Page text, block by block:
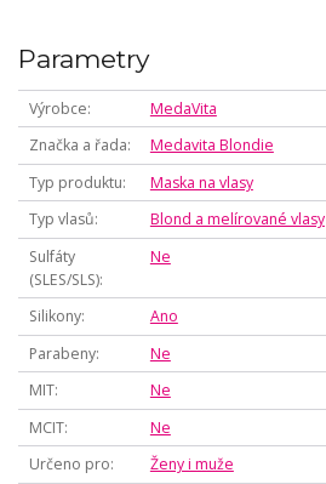
Parametry
Výrobce
MedaVita
Značka a řada
Medavita Blondie
Typ produktu
Maska na vlasy
Typ vlasů
Blond a melírované vlasy
Sulfáty
(SLES/SLS)
Ne
Silikony
Ano
Parabeny
Ne
MIT
Ne
MCIT
Ne
Určeno pro
Ženy i muže